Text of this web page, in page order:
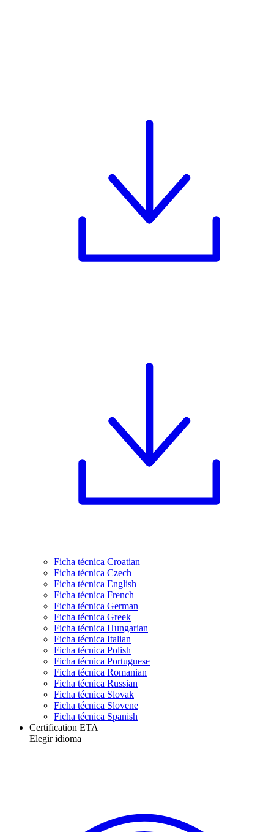
Ficha técnica Croatian
Ficha técnica Czech
Ficha técnica English
Ficha técnica French
Ficha técnica German
Ficha técnica Greek
Ficha técnica Hungarian
Ficha técnica Italian
Ficha técnica Polish
Ficha técnica Portuguese
Ficha técnica Romanian
Ficha técnica Russian
Ficha técnica Slovak
Ficha técnica Slovene
Ficha técnica Spanish
Certification ETA
Elegir idioma